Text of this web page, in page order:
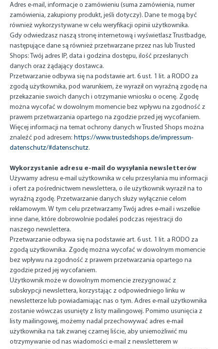
Adres e-mail, informacje o zamówieniu (suma zamówienia, numer
zamówienia, zakupiony produkt, jeśli dotyczy). Dane te mogą być
również wykorzystywane w celu weryfikacji opinii użytkownika.
Gdy odwiedzasz naszą stronę internetową i wyświetlasz Trustbadge,
następujące dane są również przetwarzane przez nas lub Trusted
Shops: Twój adres IP, data i godzina dostępu, ilość przesłanych
danych oraz żądający dostawca.
Przetwarzanie odbywa się na podstawie art. 6 ust. 1 lit. a RODO za
zgodą użytkownika, pod warunkiem, że wyraził on wyraźną zgodę na
przekazanie swoich danych i otrzymanie wniosku o ocenę. Zgodę
można wycofać w dowolnym momencie bez wpływu na zgodność z
prawem przetwarzania opartego na zgodzie przed jej wycofaniem.
Więcej informacji na temat ochrony danych w Trusted Shops można
znaleźć pod adresem: https://www.trustedshops.de/impressum-
datenschutz/#datenschutz.
Wykorzystanie adresu e-mail do wysyłania newsletterów
Używamy adresu e-mail użytkownika w celu przesyłania mu informacji
i ofert za pośrednictwem newslettera, o ile użytkownik wyraził na to
wyraźną zgodę. Przetwarzanie danych służy wyłącznie celom
reklamowym. W tym celu przetwarzamy Twój adres e-mail i wszelkie
inne dane, które dobrowolnie podałeś podczas rejestracji do
naszego newslettera.
Przetwarzanie odbywa się na podstawie art. 6 ust. 1 lit. a RODO za
zgodą użytkownika. Zgodę można wycofać w dowolnym momencie
bez wpływu na zgodność z prawem przetwarzania opartego na
zgodzie przed jej wycofaniem.
Użytkownik może w dowolnym momencie zrezygnować z
subskrypcji newslettera, korzystając z odpowiedniego linku w
newsletterze lub powiadamiając nas o tym. Adres e-mail użytkownika
zostanie wówczas usunięty z listy mailingowej. Pomimo usunięcia z
listy mailingowej, możemy nadal przechowywać adres e-mail
użytkownika na tak zwanej czarnej liście, aby uniemożliwić mu
otrzymywanie od nas wiadomości e-mail z newsletterem w